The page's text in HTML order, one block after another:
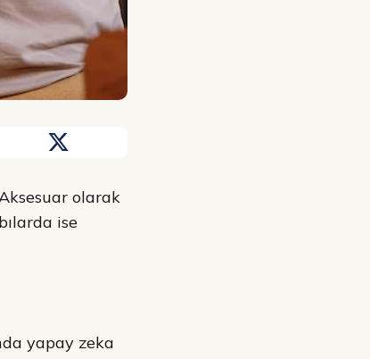
olarak
ise
yapay zeka